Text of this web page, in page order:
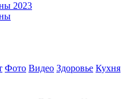
2023
Фото Видео Здоровье Кухня